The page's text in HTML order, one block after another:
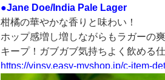
●Jane Doe/India Pale Lager
柑橘の華やかな香りと味わい！
ホップ感増し増しながらもラガーの
キープ！ガブガブ気持ちよく飲める
https://vinsy.easy-myshop.jp/c-item-